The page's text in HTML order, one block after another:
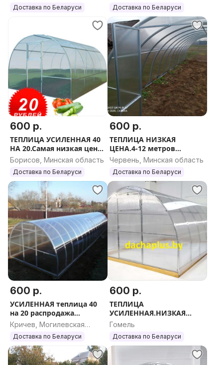
Доставка по Беларуси
область
Доставка по Беларуси
600 р.
ТЕПЛИЦА УСИЛЕННАЯ 40
НА 20.Самая низкая цена
в рб
Борисов, Минская область
Доставка по Беларуси
600 р.
ТЕПЛИЦА НИЗКАЯ
ЦЕНА.4-12 метров
РАССРОЧКА ДОСТАВКА
Червень, Минская область
Доставка по Беларуси
600 р.
УСИЛЕННАЯ теплица 40
на 20 распродажа
РАССРОЧКА
Кричев, Могилевская
область
Доставка по Беларуси
600 р.
ТЕПЛИЦА
УСИЛЕННАЯ.НИЗКАЯ
ЦЕНА.4-
Гомель
Доставка по Беларуси